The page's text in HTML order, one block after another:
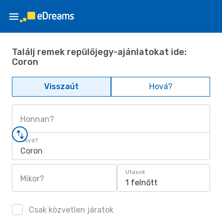
Találj remek repülőjegy-ajánlatokat ide:
Coron
Visszaút Hová?
Honnan?
Hová?
Coron
Mikor?
Utasok
1 felnőtt
Csak közvetlen járatok